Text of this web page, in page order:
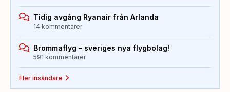
Tidig avgång Ryanair från Arlanda
14 kommentarer
Brommaflyg – sveriges nya flygbolag!
591 kommentarer
Fler insändare